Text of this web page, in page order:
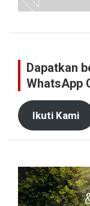
Dapatkan
WhatsApp
Ikuti Kami